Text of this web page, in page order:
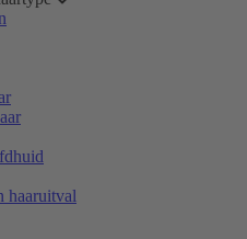
haaruitval